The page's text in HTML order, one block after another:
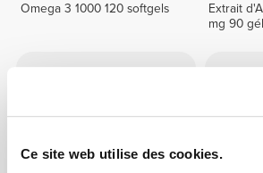
Ce site web utilise des cookies.
Omega 3 1000 120 softgels
Extrait
mg 90